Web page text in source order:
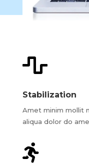

Stabilization
Amet minim mollit
aliqua dolor do
